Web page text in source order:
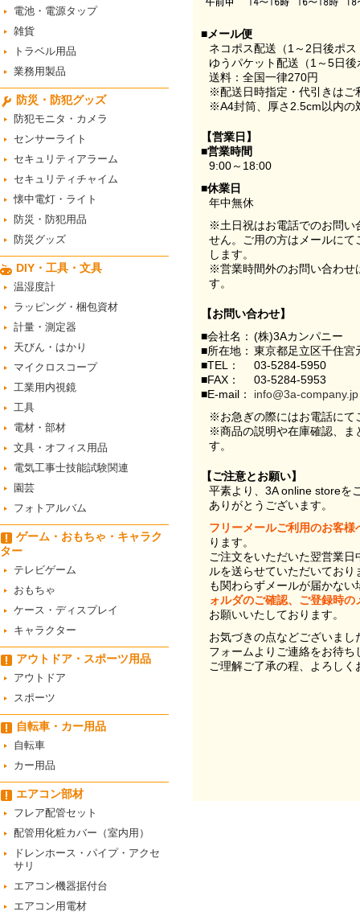
電池・電源タップ
雑貨
トラベル用品
業務用製品
防災・防犯グッズ
防犯モニタ・カメラ
センサーライト
セキュリティアラーム
セキュリティチャイム
懐中電灯・ライト
防災・防犯用品
防災グッズ
DIY・工具・文具
温湿度計
ラッピング・梱包資材
計量・測定器
天びん・はかり
マイクロスコープ
工業用内視鏡
工具
電材・部材
文具・オフィス用品
電気工事士技能試験関連
園芸
フォトアルバム
ゲーム・おもちゃ・キャラク
ター
テレビゲーム
おもちゃ
ケース・ディスプレイ
キャラクター
アウトドア・スポーツ用品
アウトドア
スポーツ
自転車・カー用品
自転車
カー用品
エアコン部材
フレア配管セット
配管用化粧カバー（室内用）
ドレンホース・パイプ・アクセ
サリ
エアコン機器据付台
エアコン用電材
■メール便
ネコポス配送（1～2日後ポ
ゆうパケット配送（1～5日
送料：全国一律270円
※配送日時指定・代引きはご
※A4封筒、厚さ2.5cm以内の
【営業日】
■営業時間
9:00～18:00
■休業日
年中無休
※土日祝はお電話でのお問い
せん。ご用の方はメールに
します。
※営業時間外のお問い合わせ
す。
【お問い合わせ】
■会社名： (株)3Aカンパニー
■所在地： 東京都足立区千住
■TEL：
03-5284-5950
■FAX：
03-5284-5953
■E-mail：
info@3a-company.jp
※お急ぎの際にはお電話にて
※商品の説明や在庫確認、ま
す。
【ご注意とお願い】
平素より、3A online storeを
ありがとうございます。
フリーメールご利用のお客様
ります。
ご注文をいただいた翌営業
ルを送らせていただいてお
も関わらずメールが届かない
ォルダのご確認、ご登録時
お願いいたしております。
お気づきの点などございま
フォームよりご連絡をお待ち
ご理解ご了承の程、よろし